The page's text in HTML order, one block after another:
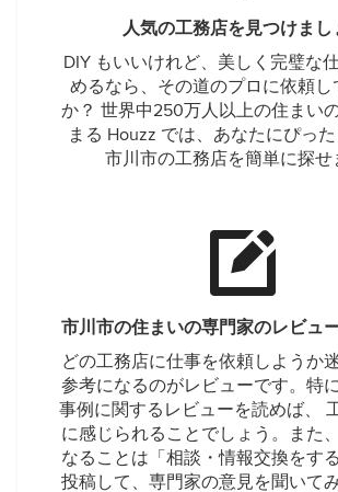
人気の工務店を見つけまし
DIY もいいけれど、美しく完璧な
めるなら、その道のプロに依頼し
か？ 世界中250万人以上の住まい
まる Houzz では、あなたにぴっ
市川市の工務店を簡単に探せ
市川市の住まいの専門家のレビュ
どの工務店に仕事を依頼しようか
参考になるのがレビューです。特
事例に関するレビューを読めば、
に感じられることでしょう。また
なることは「相談・情報交換をす
投稿して、専門家の意見を聞いて